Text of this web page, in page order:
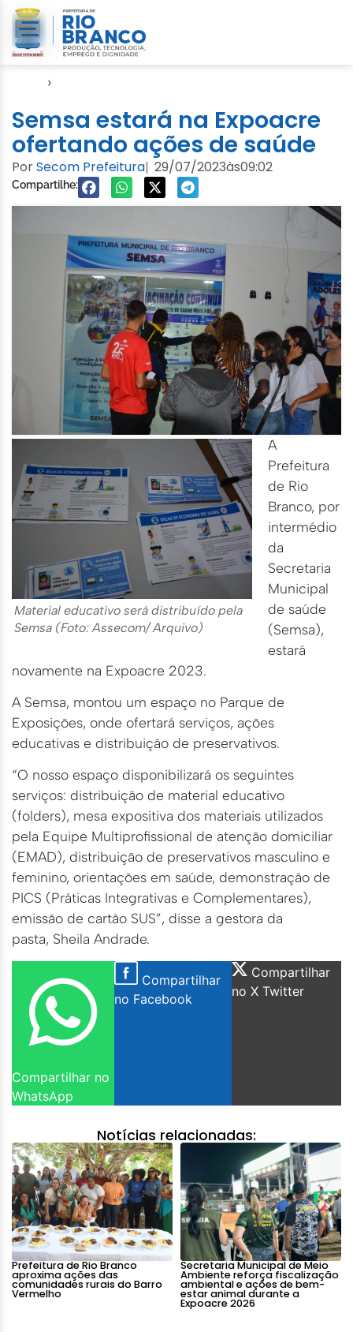
›
Semsa estará na Expoacre
ofertando ações de saúde
PorSecom Prefeitura| 29/07/2023às09:02
Compartilhe:
Material educativo será distribuído pela
Semsa (Foto: Assecom/ Arquivo)
A
Prefeitura
de Rio
Branco, por
intermédio
da
Secretaria
Municipal
de saúde
(Semsa),
estará
novamente na Expoacre 2023.
A Semsa, montou um espaço no Parque de
Exposições, onde ofertará serviços, ações
educativas e distribuição de preservativos.
“O nosso espaço disponibilizará os seguintes
serviços: distribuição de material educativo
(folders), mesa expositiva dos materiais utilizados
pela Equipe Multiprofissional de atenção domiciliar
(EMAD), distribuição de preservativos masculino e
feminino, orientações em saúde, demonstração de
PICS (Práticas Integrativas e Complementares),
emissão de cartão SUS”, disse a gestora da
pasta, Sheila Andrade.
Compartilhar no
WhatsApp
Compartilhar
no Facebook
Compartilhar
no X Twitter
Notícias relacionadas:
Prefeitura de Rio Branco
aproxima ações das
comunidades rurais do Barro
Vermelho
Secretaria Municipal de Meio
Ambiente reforça fiscalização
ambiental e ações de bem-
estar animal durante a
Expoacre 2026